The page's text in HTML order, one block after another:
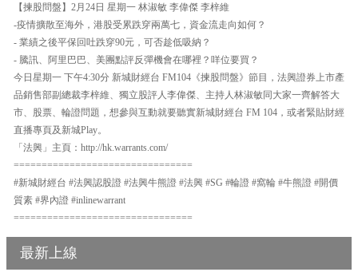
【揀股問盤】2月24日 星期一 林淑敏 李偉傑 李梓維
-疫情擴散至海外，港股受累跌穿兩萬七，資金流走向如何？
- 業績之後平保回吐跌穿90元，可否趁低吸納？
- 騰訊、阿里巴巴、美團點評反彈機會在哪裡？咩位要買？
今日星期一 下午4:30分 新城財經台 FM104《揀股問盤》節目，法興證券上市產
品銷售部副總裁李梓維、獨立股評人李偉傑、主持人林淑敏同大家一齊解答大
市、股票、輪證問題，想參與互動就要聽實新城財經台 FM 104，或者緊貼財經
直播專頁及新城Play。
「法興」主頁：http://hk.warrants.com/
================================
#新城財經台 #法興認股證 #法興牛熊證 #法興 #SG #輪證 #窩輪 #牛熊證 #開價
質素 #界內證 #inlinewarrant
================================
最新上線